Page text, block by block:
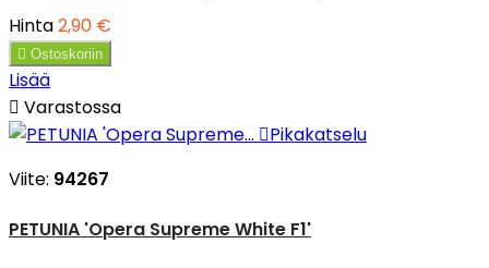
Hinta2,90 €
 Ostoskoriin
Lisää
 Varastossa
Pikakatselu
Viite: 94267
PETUNIA 'Opera Supreme White F1'